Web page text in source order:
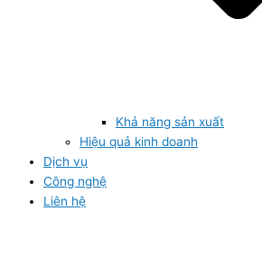
Khả năng sản xuất
Hiệu quả kinh doanh
Dịch vụ
Công nghệ
Liên hệ